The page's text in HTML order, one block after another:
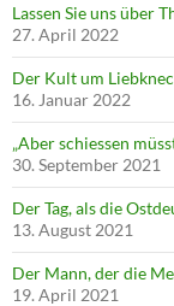
Lassen Sie uns über
27. April 2022
Der Kult um
16. Januar 2022
„Aber schiessen
30. September 2021
Der Tag, als die
13. August 2021
Der Mann, der die
19. April 2021